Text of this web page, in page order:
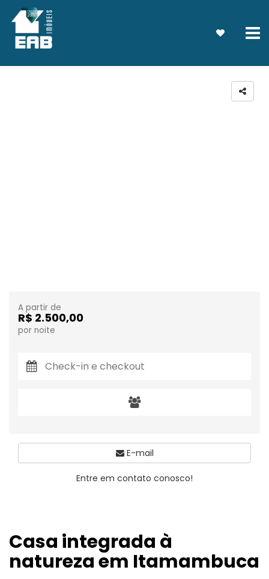
Casa integrada à
natureza em Itamambuca
A partir de
R$ 2.500,00
por noite
E-mail
Entre em contato conosco!